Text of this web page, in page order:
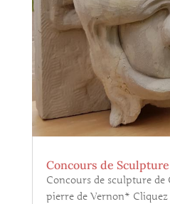
Concours de
Concours de sculpture de
pierre de Vernon*